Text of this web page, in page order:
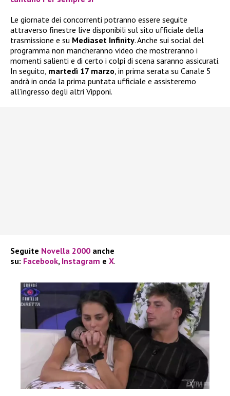
Le giornate dei concorrenti potranno essere seguite
attraverso finestre live disponibili sul sito ufficiale della
trasmissione e su Mediaset Infinity. Anche sui social del
programma non mancheranno video che mostreranno i
momenti salienti e di certo i colpi di scena saranno assicurati.
In seguito, martedì 17 marzo, in prima serata su Canale 5
andrà in onda la prima puntata ufficiale e assisteremo
all’ingresso degli altri Vipponi.
Seguite Novella 2000 anche
su: Facebook, Instagram e X.